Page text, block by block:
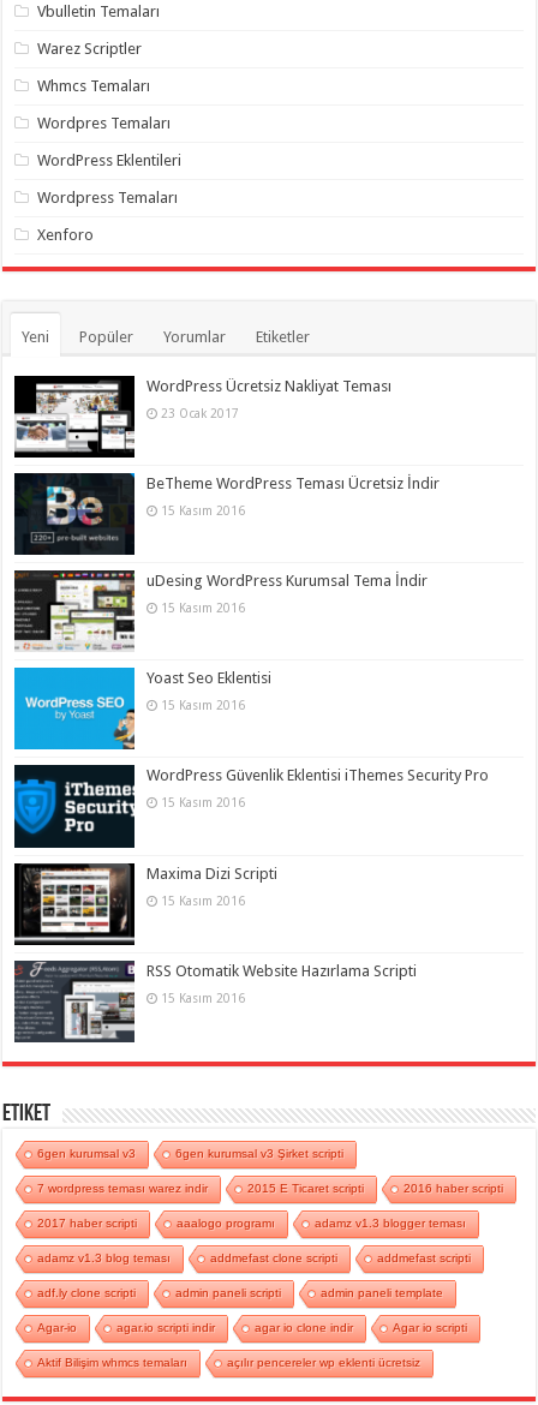
twitter
hilesi ,
takipçi
instagram
hilesi ,
Vbulletin Temaları
Warez Scriptler
Whmcs Temaları
Wordpres Temaları
WordPress Eklentileri
Wordpress Temaları
Xenforo
Yeni Popüler Yorumlar Etiketler
WordPress Ücretsiz Nakliyat Teması
23 Ocak 2017
BeTheme WordPress Teması Ücretsiz İndir
15 Kasım 2016
uDesing WordPress Kurumsal Tema İndir
15 Kasım 2016
Yoast Seo Eklentisi
15 Kasım 2016
WordPress Güvenlik Eklentisi iThemes Security Pro
15 Kasım 2016
Maxima Dizi Scripti
15 Kasım 2016
RSS Otomatik Website Hazırlama Scripti
15 Kasım 2016
Etiket
6gen kurumsal v3 6gen kurumsal v3 Şirket scripti
7 wordpress teması warez indir 2015 E Ticaret scripti 2016 haber scripti
2017 haber scripti aaalogo programı adamz v1.3 blogger teması
adamz v1.3 blog teması addmefast clone scripti addmefast scripti
adf.ly clone scripti admin paneli scripti admin paneli template
Agar-io agar.io scripti indir agar io clone indir Agar io scripti
Aktif Bilişim whmcs temaları açılır pencereler wp eklenti ücretsiz